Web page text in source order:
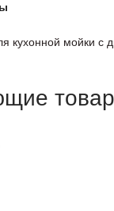
кухонной мойки